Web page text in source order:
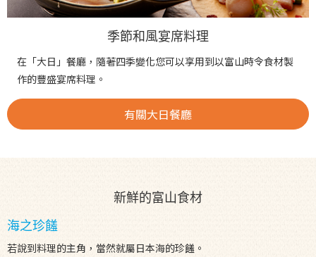
季節和風宴席料理
在「大日」餐廳，隨著四季變化您可以享用到以富山時令食材製
作的豐盛宴席料理。
有關大日餐廳
新鮮的富山食材
海之珍饈
若說到料理的主角，當然就屬日本海的珍饈。